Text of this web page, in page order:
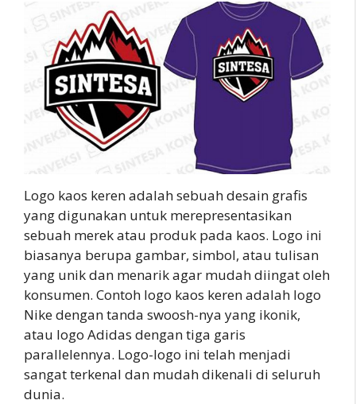
Logo kaos keren adalah sebuah desain grafis
yang digunakan untuk merepresentasikan
sebuah merek atau produk pada kaos. Logo ini
biasanya berupa gambar, simbol, atau tulisan
yang unik dan menarik agar mudah diingat oleh
konsumen. Contoh logo kaos keren adalah logo
Nike dengan tanda swoosh-nya yang ikonik,
atau logo Adidas dengan tiga garis
parallelennya. Logo-logo ini telah menjadi
sangat terkenal dan mudah dikenali di seluruh
dunia.